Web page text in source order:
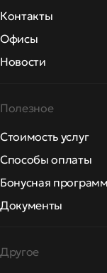
Контакты
Офисы
Новости
Полезное
Стоимость услуг
Способы оплаты
Бонусная
Документы
Другое